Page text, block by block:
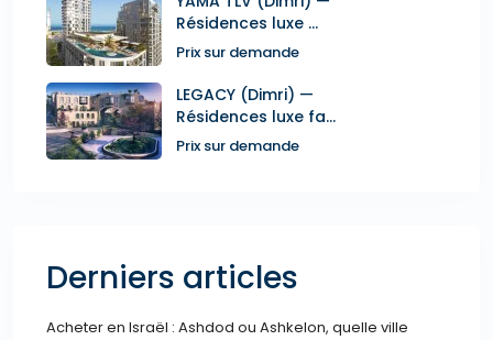
Résidences luxe ...
Prix sur demande
LEGACY (Dimri) —
Résidences luxe fa...
Prix sur demande
Derniers articles
Acheter en Israël : Ashdod ou Ashkelon, quelle ville